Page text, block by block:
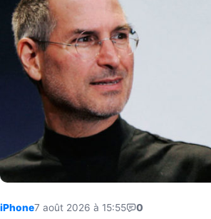
iPhone7 août 2026 à 15:55 0